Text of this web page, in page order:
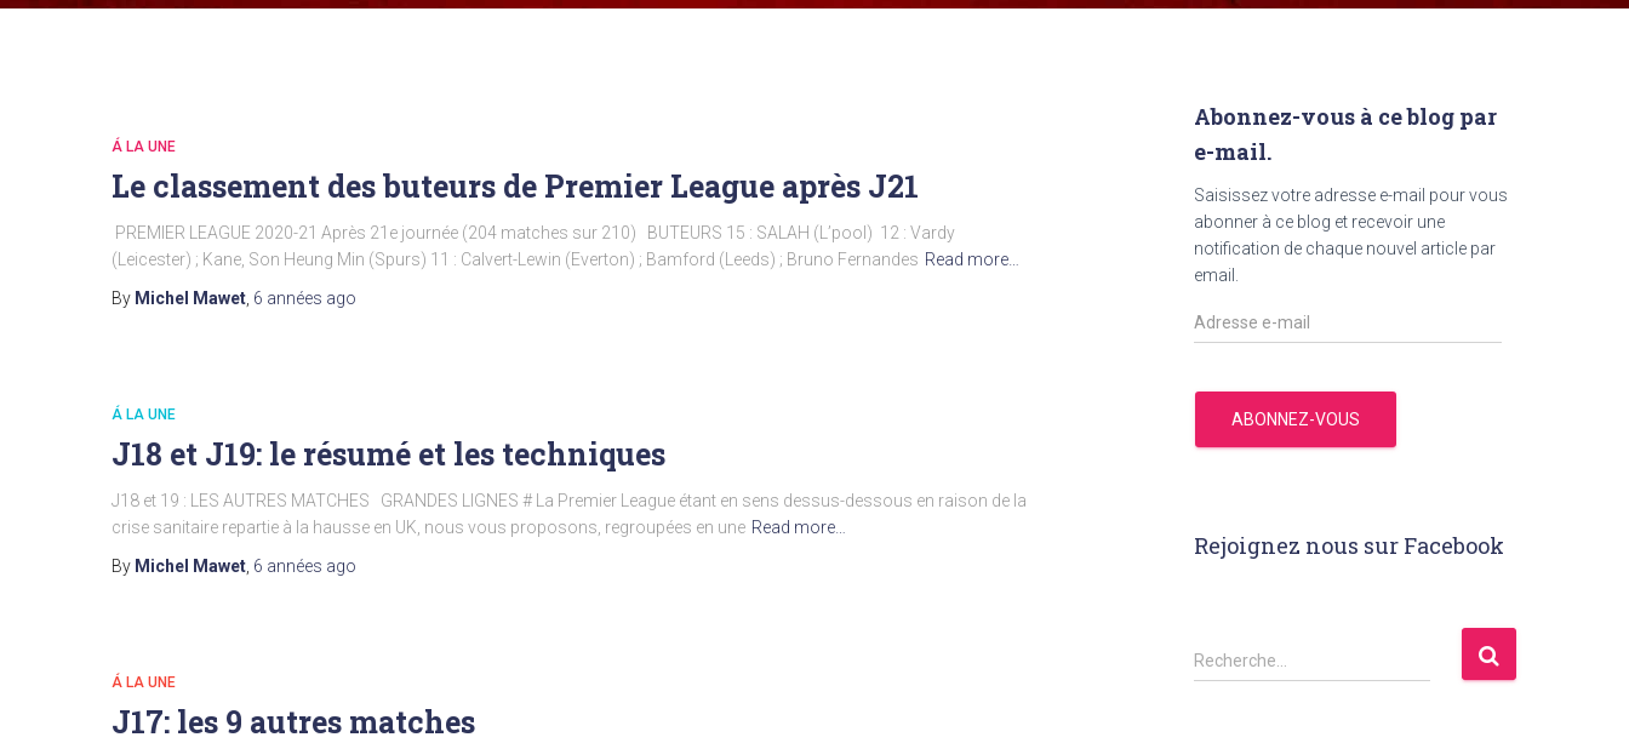
Á LA UNE
Le classement des buteurs de Premier League après J21
PREMIER LEAGUE 2020-21 Après 21e journée (204 matches sur 210) BUTEURS 15 : SALAH (L’pool) 12 : Vardy
(Leicester) ; Kane, Son Heung Min (Spurs) 11 : Calvert-Lewin (Everton) ; Bamford (Leeds) ; Bruno Fernandes Read more…
By Michel Mawet, 6 années ago
Á LA UNE
J18 et J19: le résumé et les techniques
J18 et 19 : LES AUTRES MATCHES GRANDES LIGNES # La Premier League étant en sens dessus-dessous en raison de la
crise sanitaire repartie à la hausse en UK, nous vous proposons, regroupées en une Read more…
By Michel Mawet, 6 années ago
Á LA UNE
J17: les 9 autres matches
Abonnez-vous à ce blog par
e-mail.
Saisissez votre adresse e-mail pour vous
abonner à ce blog et recevoir une
notification de chaque nouvel article par
email.
A
d
e
s
m
ABONNEZ-VOUS
Rejoignez nous sur Facebook
R
e
Recherche…